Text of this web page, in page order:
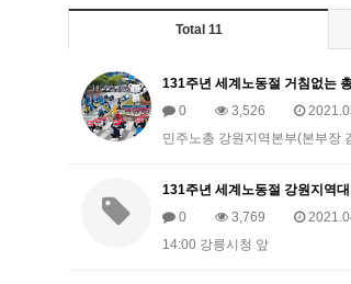
Total 11
131주년 세계노동절 거침없는
0
3,526
민주노총 강원지역본부(본부장
131주년 세계노동절 강원지역대
0
3,769
14:00 강릉시청 앞